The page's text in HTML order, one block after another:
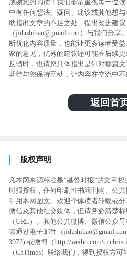
感谢您的阅读！我们非常重视每一位
中有任何想法、疑问、建议或其他想
助指出文章的不足之处、提出改进建
（jidushibao@gmail.com）与我们分
断优化内容质量，也能让更多读者受
家的意见，优秀的建议还可能在后续更
反馈时，也请您具体指出是针对哪篇文
期待与您保持互动，让内容在交流中不
返回首
版权声明
凡本网来源标注是“基督时报”的文章
时报授权，任何印刷性书籍刊物、公
引用本网图文。欢迎个体读者转载或分
微信及其他社交媒体，但请务必清楚
（URL）。其他公共微博、微信公众
请通过电子邮件（
3972) ‬或微博（http://weibo.com/
（ChTimes）联络我们，得到授权方可